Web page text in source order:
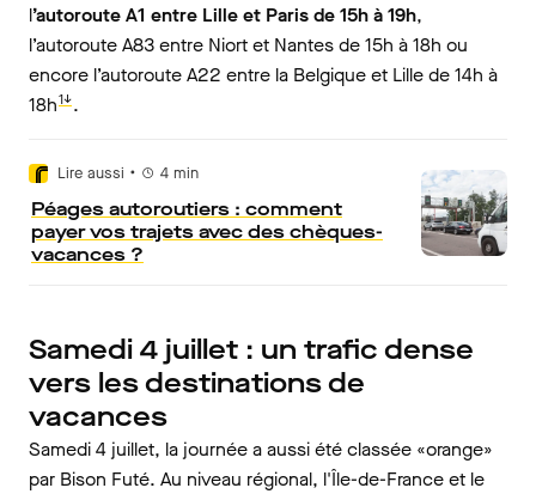
l’autoroute A1 entre Lille et Paris de 15h à 19h,
l’autoroute A83 entre Niort et Nantes de 15h à 18h ou
encore l’autoroute A22 entre la Belgique et Lille de 14h à
18h1↓.
Lire aussi • 4 min
Péages autoroutiers : comment
payer vos trajets avec des chèques-
vacances ?
Samedi 4 juillet : un trafic dense
vers les destinations de
vacances
Samedi 4 juillet, la journée a aussi été classée «orange»
par Bison Futé. Au niveau régional, l'Île-de-France et le